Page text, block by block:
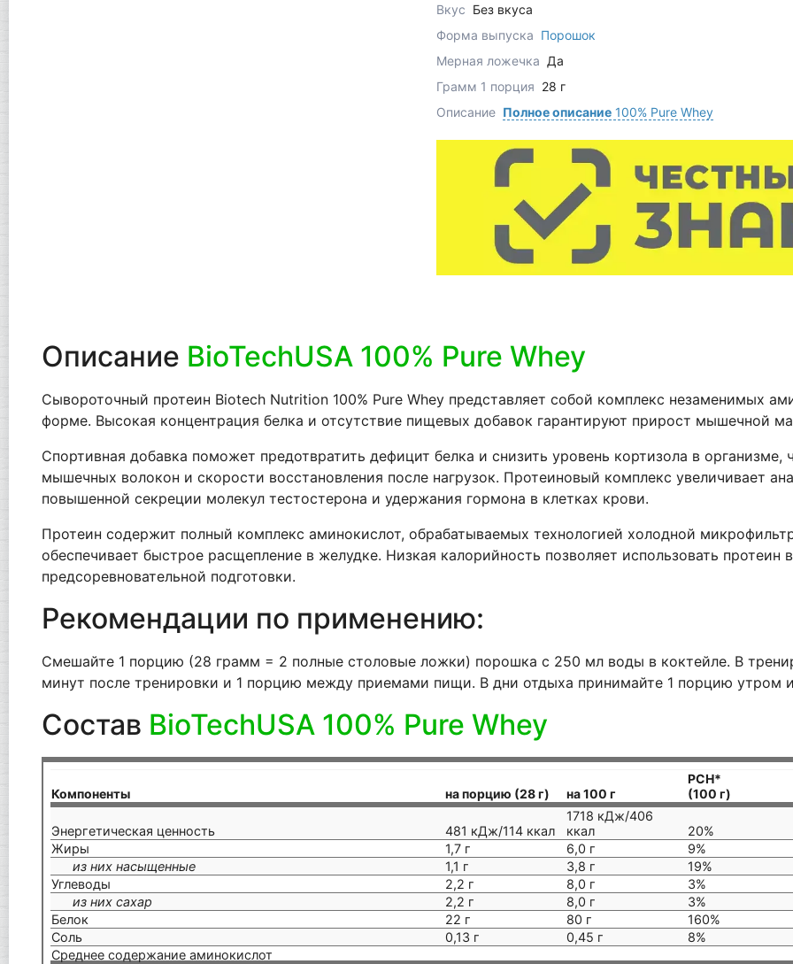
Вкус Без вкуса
Форма выпуска Порошок
Мерная ложечка Да
Грамм 1 порция 28 г
Описание Полное описание100% Pure Whey
Описание BioTechUSA 100% Pure Whey
Сывороточный протеин Biotech Nutrition 100% Pure Whey представляет собой комплекс незаменимых
форме. Высокая концентрация белка и отсутствие пищевых добавок гарантируют прирост мышечной
Спортивная добавка поможет предотвратить дефицит белка и снизить уровень кортизола в организме,
мышечных волокон и скорости восстановления после нагрузок. Протеиновый комплекс увеличивает
повышенной секреции молекул тестостерона и удержания гормона в клетках крови.
Протеин содержит полный комплекс аминокислот, обрабатываемых технологией холодной
обеспечивает быстрое расщепление в желудке. Низкая калорийность позволяет использовать
предсоревновательной подготовки.
Рекомендации по применению:
Смешайте 1 порцию (28 грамм = 2 полные столовые ложки) порошка с 250 мл воды в коктейле. В
минут после тренировки и 1 порцию между приемами пищи. В дни отдыха принимайте 1 порцию утром
Состав BioTechUSA 100% Pure Whey
Компоненты на порцию (28 г) на 100 г
РСН*
(100 г)
Энергетическая ценность 481 кДж/114 ккал
1718 кДж/406
ккал
20%
Жиры
1,7 г 6,0 г
9%
из них насыщенные
1,1 г 3,8 г
19%
Углеводы
2,2 г 8,0 г
3%
из них сахар
2,2 г 8,0 г
3%
Белок
22 г 80 г
160%
Соль
0,13 г 0,45 г
8%
Среднее содержание аминокислот